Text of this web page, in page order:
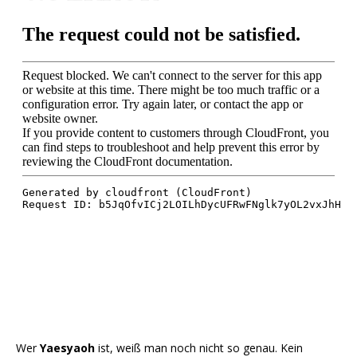
WerYaesyaoh ist, weiß man noch nicht so genau. Kein